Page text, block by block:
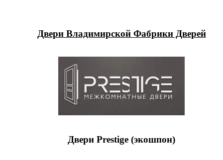
Двери Владимирской Фабрики Дверей
Двери Prestige (экошпон)